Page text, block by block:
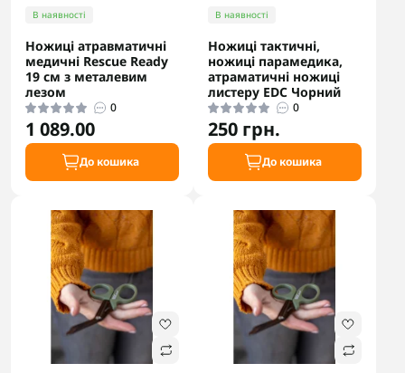
В наявності
Ножиці атравматичні
медичні Rescue Ready
19 см з металевим
лезом
0
1 089.00
До кошика
В наявності
Ножиці тактичні,
ножиці парамедика,
атраматичні ножиці
листеру EDC Чорний
0
250 грн.
До кошика